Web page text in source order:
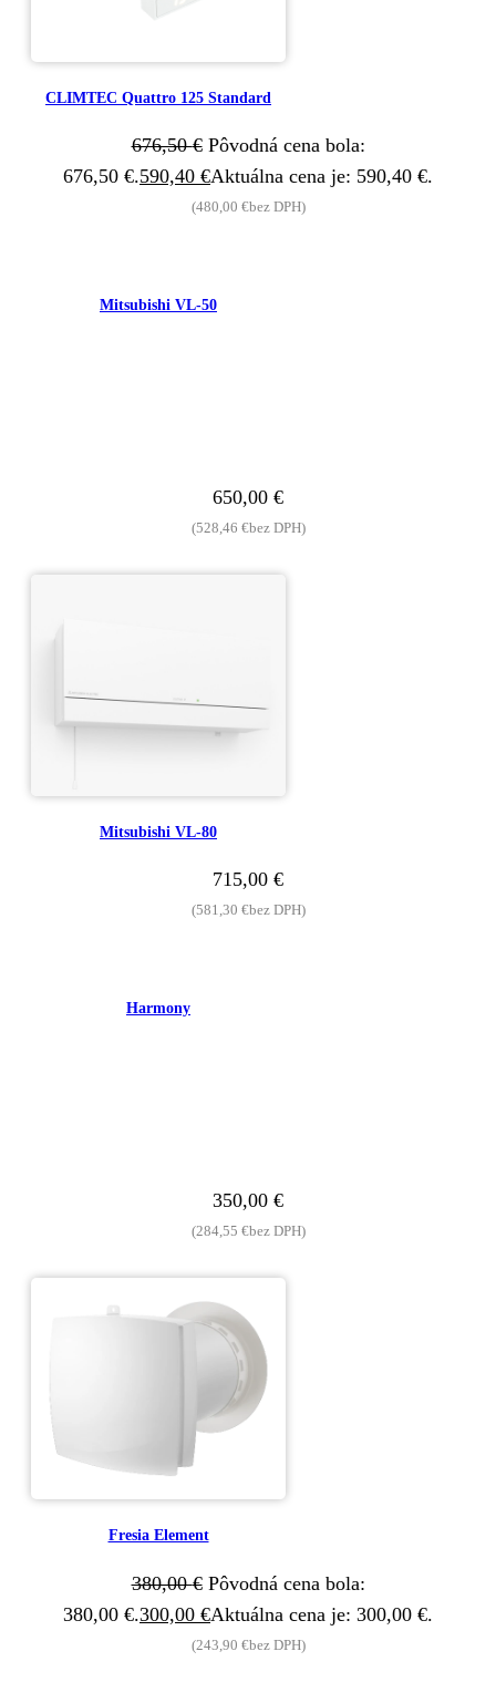
CLIMTEC Quattro 125 Standard
676,50€ Pôvodná cena bola:
676,50 €.590,40 €Aktuálna cena je: 590,40 €.
(480,00 €bez DPH)
Mitsubishi VL-50
650,00 €
(528,46 €bez DPH)
Mitsubishi VL-80
715,00 €
(581,30 €bez DPH)
Harmony
350,00 €
(284,55 €bez DPH)
Fresia Element
380,00€ Pôvodná cena bola:
380,00 €.300,00 €Aktuálna cena je: 300,00 €.
(243,90 €bez DPH)